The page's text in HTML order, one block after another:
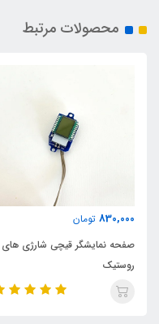
محصولات مرتبط
830,000 تومان
صفحه نمایشگر قیچی شارژی های
روستیک